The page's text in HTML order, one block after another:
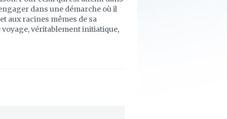
dans une démarche où il
aux racines mêmes de sa
véritablement initiatique,